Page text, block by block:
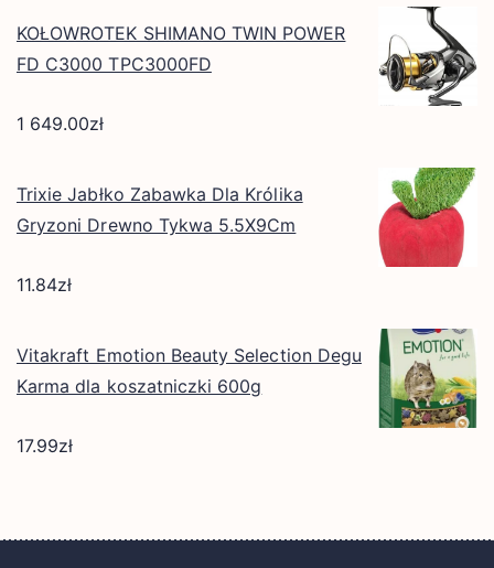
KOŁOWROTEK SHIMANO TWIN POWER
FD C3000 TPC3000FD
1 649.00zł
Trixie Jabłko Zabawka Dla Królika
Gryzoni Drewno Tykwa 5.5X9Cm
11.84zł
Vitakraft Emotion Beauty Selection Degu
Karma dla koszatniczki 600g
17.99zł